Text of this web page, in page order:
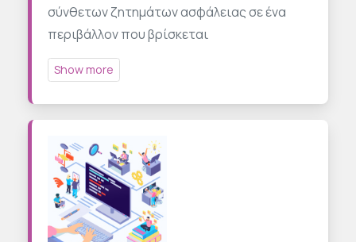
σύνθετων ζητημάτων ασφάλειας σε ένα
περιβάλλον που βρίσκεται